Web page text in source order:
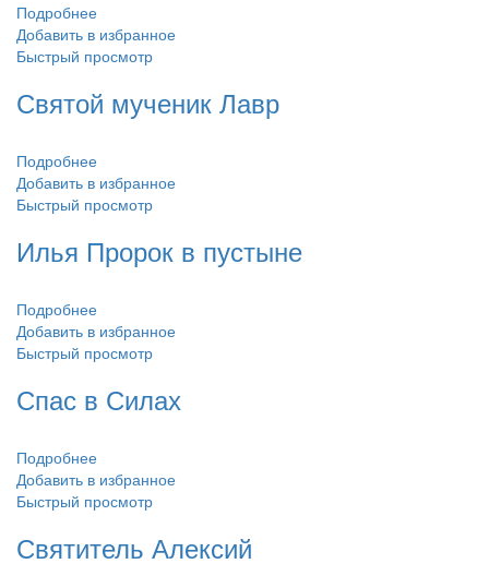
Подробнее
Добавить в избранное
Быстрый просмотр
Святой мученик Лавр
Подробнее
Добавить в избранное
Быстрый просмотр
Илья Пророк в пустыне
Подробнее
Добавить в избранное
Быстрый просмотр
Спас в Силах
Подробнее
Добавить в избранное
Быстрый просмотр
Святитель Алексий